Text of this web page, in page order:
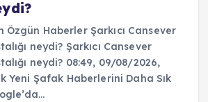
Haberler Şarkıcı Cansever
neydi? Şarkıcı Cansever
neydi? 08:49, 09/08/2026,
Yeni Şafak Haberlerini Daha Sık